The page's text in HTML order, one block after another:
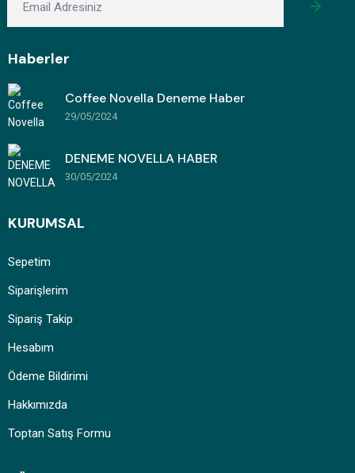
Haberler
Coffee Novella Deneme Haber
29/05/2024
DENEME NOVELLA HABER
30/05/2024
KURUMSAL
Sepetim
Siparişlerim
Sipariş Takip
Hesabım
Ödeme Bildirimi
Hakkımızda
Toptan Satış Formu